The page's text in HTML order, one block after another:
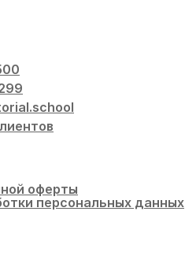
оферты
персональных данных